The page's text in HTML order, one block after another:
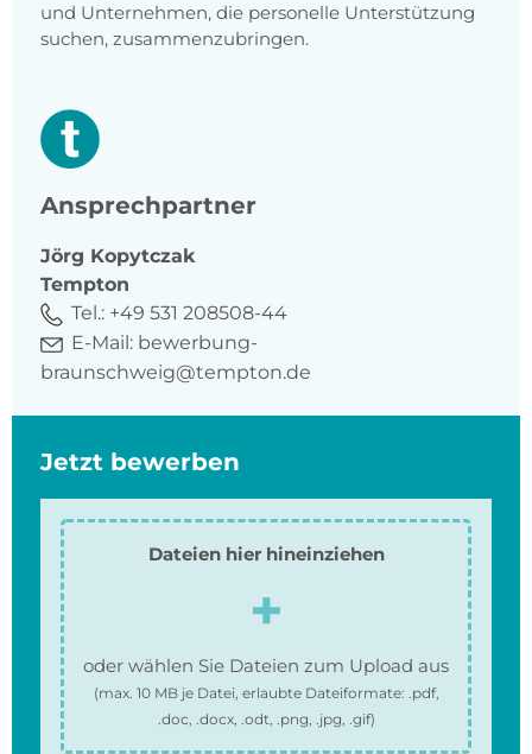
und Unternehmen, die personelle Unterstützung
suchen, zusammenzubringen.
Ansprechpartner
Jörg Kopytczak
Tempton
Tel.: +49 531 208508-44
E-Mail: bewerbung-
braunschweig@tempton.de
Jetzt bewerben
Dateien hier hineinziehen
oder wählen Sie Dateien zum Upload aus
(max. 10 MBje Datei, erlaubte Dateiformate: .pdf,
.doc, .docx, .odt, .png, .jpg, .gif)